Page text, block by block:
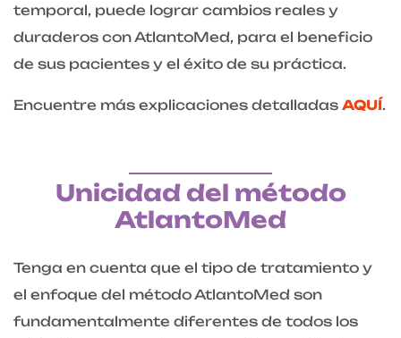
temporal, puede lograr cambios reales y
duraderos con AtlantoMed, para el beneficio
de sus pacientes y el éxito de su práctica.
Encuentre más explicaciones detalladas AQUÍ.
Unicidad del método
AtlantoMed
Tenga en cuenta que el tipo de tratamiento y
el enfoque del método AtlantoMed son
fundamentalmente diferentes de todos los